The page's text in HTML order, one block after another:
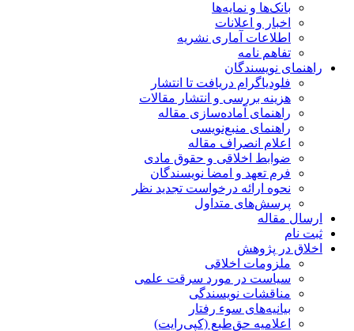
بانک‌ها و نمایه‌ها
اخبار و اعلانات
اطلاعات آماری نشریه
تفاهم نامه
راهنمای نویسندگان
فلودیاگرام دریافت تا انتشار
هزینه بررسی و انتشار مقالات
راهنمای آماده‌سازی مقاله
راهنمای منبع‌نویسی
اعلام انصراف مقاله
ضوابط اخلاقی و حقوق مادی
فرم تعهد و امضا نویسندگان
نحوه ارائه درخواست تجدید نظر
پرسش‌های متداول
ارسال مقاله
ثبت نام
اخلاق در پژوهش
ملزومات اخلاقی
سیاست در مورد سرقت علمی
مناقشات نویسندگی
بیانیه‌های سوء رفتار
اعلامیه حق‌طبع (کپی‌رایت)